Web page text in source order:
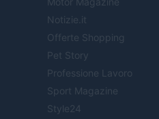
Notizie.it
Offerte Shopping
Pet Story
Professione Lavoro
Sport Magazine
Style24